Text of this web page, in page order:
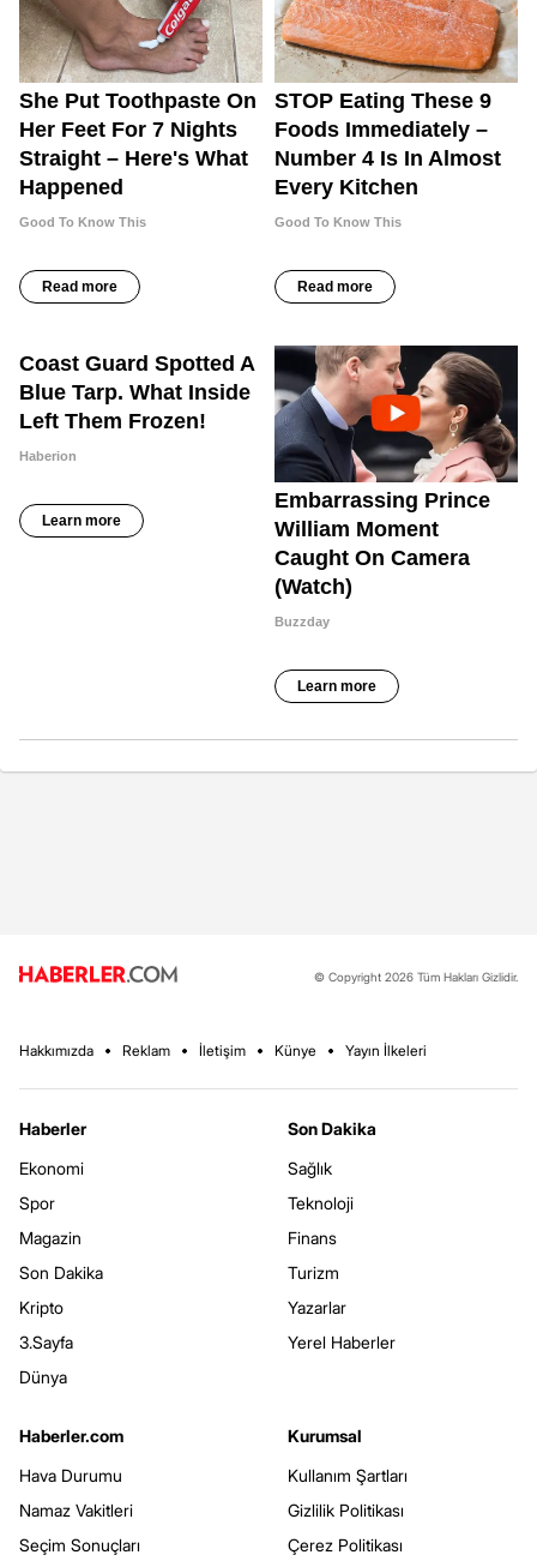
© Copyright 2026 Tüm Hakları Gizlidir.
Hakkımızda Reklam İletişim Künye Yayın İlkeleri
Haberler
Ekonomi
Spor
Magazin
Son Dakika
Kripto
3.Sayfa
Dünya
Son Dakika
Sağlık
Teknoloji
Finans
Turizm
Yazarlar
Yerel Haberler
Haberler.com
Hava Durumu
Namaz Vakitleri
Seçim Sonuçları
Kurumsal
Kullanım Şartları
Gizlilik Politikası
Çerez Politikası